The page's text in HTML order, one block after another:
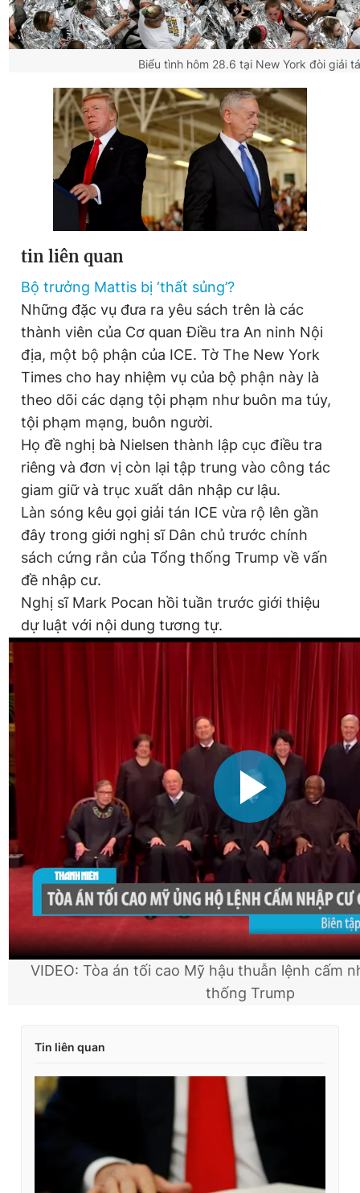
Biểu tình hôm 28.6 tại New York đòi giải
tin liên quan
Bộ trưởng Mattis bị ‘thất sủng’?
Những đặc vụ đưa ra yêu sách trên là các
thành viên của Cơ quan Điều tra An ninh Nội
địa, một bộ phận của ICE. Tờ The New York
Times cho hay nhiệm vụ của bộ phận này là
theo dõi các dạng tội phạm như buôn ma túy,
tội phạm mạng, buôn người.
Họ đề nghị bà Nielsen thành lập cục điều tra
riêng và đơn vị còn lại tập trung vào công tác
giam giữ và trục xuất dân nhập cư lậu.
Làn sóng kêu gọi giải tán ICE vừa rộ lên gần
đây trong giới nghị sĩ Dân chủ trước chính
sách cứng rắn của Tổng thống Trump về vấn
đề nhập cư.
Nghị sĩ Mark Pocan hồi tuần trước giới thiệu
dự luật với nội dung tương tự.
VIDEO: Tòa án tối cao Mỹ hậu thuẫn lệnh cấm
thống Trump
Tin liên quan